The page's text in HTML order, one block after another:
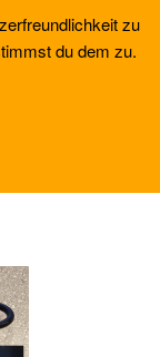
zu
du dem zu.